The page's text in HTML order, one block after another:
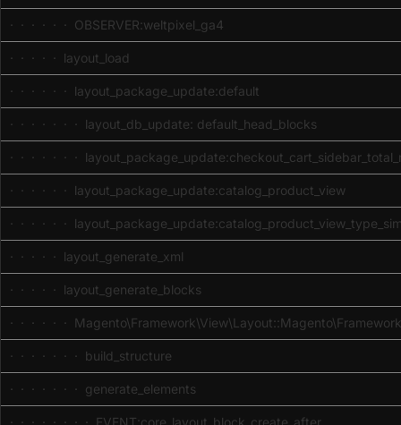
· · · · · · OBSERVER:weltpixel_ga4
· · · · · layout_load
· · · · · · layout_package_update:default
· · · · · · · layout_db_update: default_head_blocks
· · · · · · ·
· · · · · · layout_package_update:catalog_product_view
· · · · · ·
· · · · · layout_generate_xml
· · · · · layout_generate_blocks
· · · · · ·
· · · · · · · build_structure
· · · · · · · generate_elements
· · · · · · · · EVENT:core_layout_block_create_after